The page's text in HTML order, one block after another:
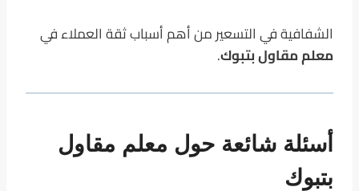
الشفافية في التسعير من أهم أسباب ثقة العملاء في
معلم مقاول بتبوك.
أسئلة شائعة حول معلم مقاول
بتبوك